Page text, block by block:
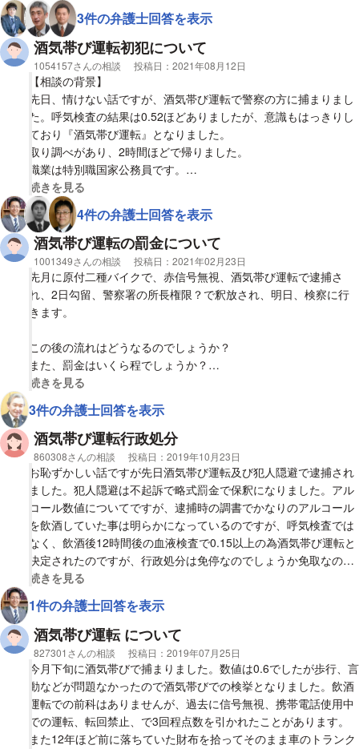
【質問1】
自分のしでかした事を凄く反省しています。その上でお伺い致し
ます。
刑罰は罰金で済みそうでしょうか？懲役刑がつくと公務員として
は厳しい状況ですので。
【質問2】
今後は検察取り調べになる様ですが、情状を、少しでも良くなる
様な対応方法がありますでしょうか。宜しくお願い致します。
3件の弁護士回答を表示
酒気帯び運転初犯について
相談者
1054157さんの相談 投稿日： 2021年08月12日
【相談の背景】
先日、情けない話ですが、酒気帯び運転で警察の方に捕まりまし
た。呼気検査の結果は0.52ほどありましたが、意識もはっきりし
ており『酒気帯び運転』となりました。
取り調べがあり、2時間ほどで帰りました。
職業は特別職国家公務員です。
ほかに前科等なく、初めてです。
今後どのようになるのかとても不安です。処分決定までどのくら
い期間がかかりますか？また、罰則はどのようなものになります
か？
今後の流れについても教えていただけると幸いです。
本当に後悔しています。反省し今後一切の酒類を断ちます。
処分決定までどのくらい期間がかかりますか？
【質問2】
視覚的に省略された相談全文の
続きを見る
4件の弁護士回答を表示
酒気帯び運転の罰金について
相談者
1001349さんの相談 投稿日： 2021年02月23日
先月に原付二種バイクで、赤信号無視、酒気帯び運転で逮捕さ
れ、2日勾留、警察署の所長権限？で釈放され、明日、検察に行
きます。
この後の流れはどうなるのでしょうか？
また、罰金はいくら程でしょうか？
よろしくお願いします。
視覚的に省略された相談全文の
続きを見る
3件の弁護士回答を表示
酒気帯び運転行政処分
相談者
860308さんの相談 投稿日： 2019年10月23日
お恥ずかしい話ですが先日酒気帯び運転及び犯人隠避で逮捕され
ました。犯人隠避は不起訴で略式罰金で保釈になりました。アル
コール数値についてですが、逮捕時の調書でかなりのアルコール
を飲酒していた事は明らかになっているのですが、呼気検査では
なく、飲酒後12時間後の血液検査で0.15以上の為酒気帯び運転と
決定されたのですが、行政処分は免停なのでしょうか免取なので
しょうか。12時間も経っているので、流石にアルコール度数が
0.16の場合でも免許は取り消しになるのでしょうか。ちなみに免
許取得後1度も違反はしておりません。どうかご回答お願い致し
ます。
視覚的に省略された相談全文の
続きを見る
1件の弁護士回答を表示
酒気帯び運転 について
相談者
827301さんの相談 投稿日： 2019年07月25日
今月下旬に酒気帯びで捕まりました。数値は0.6でしたが歩行、言
動などが問題なかったので酒気帯びでの検挙となりました。飲酒
運転での前科はありませんが、過去に信号無視、携帯電話使用中
での運転、転回禁止、で3回程点数を引かれたことがあります。
また12年ほど前に落ちていた財布を拾ってそのまま車のトランク